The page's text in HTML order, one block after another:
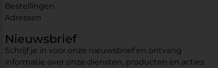
Bestellingen
Adressen
Nieuwsbrief
Schrijf je in voor onze nieuwsbrief en ontvang
informatie over onze diensten, producten en acties